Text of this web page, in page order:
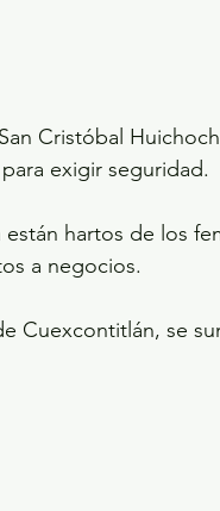
Cristóbal
exigir seguridad.
hartos de los
a negocios.
Cuexcontitlán, se